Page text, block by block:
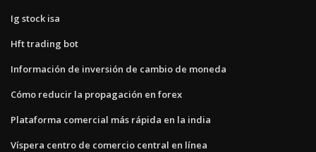
Ig stock isa
Hft trading bot
Información de inversión de cambio de moneda
Cómo reducir la propagación en forex
Plataforma comercial más rápida en la india
Víspera centro de comercio central en línea